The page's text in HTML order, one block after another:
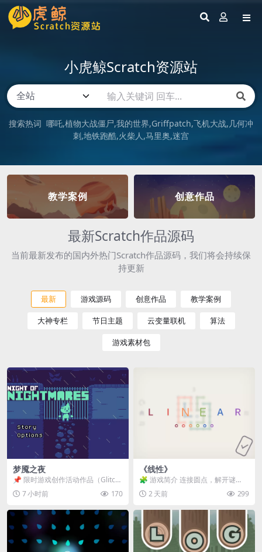
小虎鲸Scratch资源站
搜索热词 哪吒 植物大战僵尸 我的世界 Griffpatch 飞机大战 几何冲
刺 地铁跑酷 火柴人 马里奥 迷宫
教学案例 创意作品
最新Scratch作品源码
当前最新发布的国内外热门Scratch作品源码，我们将会持续保
持更新
最新 游戏源码 创意作品 教学案例
大神专栏 节日主题 云变量联机 算法
游戏素材包
梦魇之夜
📌 限时游戏创作活动作品（Glitch
Game Jam） 📖 故事背景 怪物四...
7 小时前 170
《线性》
🧩 游戏简介 连接圆点，解开谜
题。 ⚠️ 重要提示 所有关卡均可通
关，请确保使用...
2 天前 299